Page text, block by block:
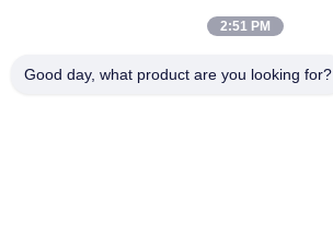
encore.
2:51 PM
Good day, what product are you looking for?